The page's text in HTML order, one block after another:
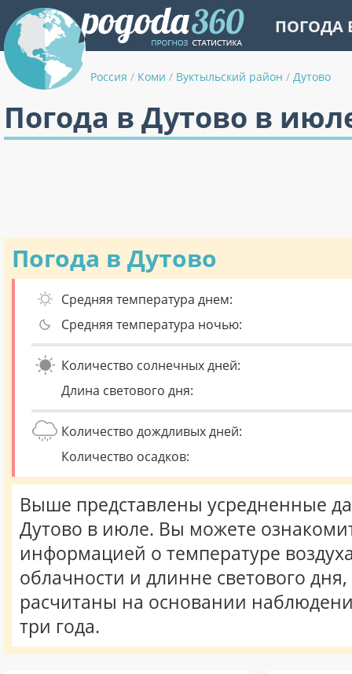
ПОГОДА
Россия / Коми / Вуктыльский район / Дутово
Погода в Дутово в
Погода в Дутово
Средняя температура днем:
Средняя температура ночью:
Количество солнечных дней:
Длина светового дня:
Количество дождливых дней:
Количество осадков:
Выше представлены усредненные
Дутово в июле. Вы можете
информацией о температуре
облачности и длинне светового
расчитаны на основании
три года.